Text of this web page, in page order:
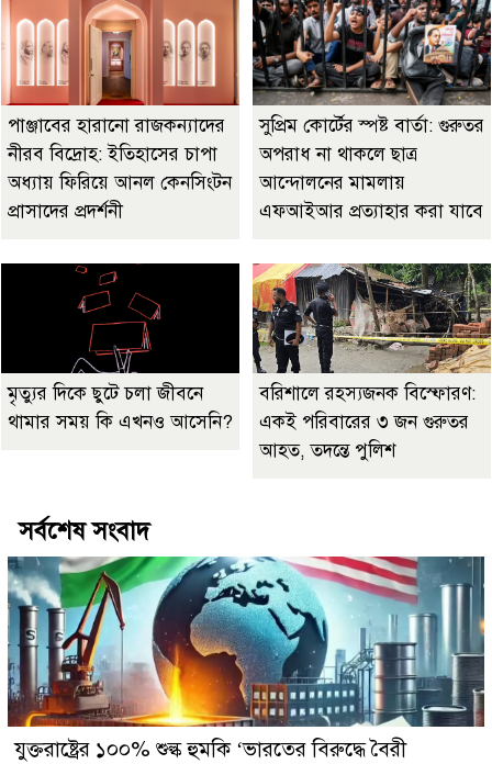
পাঞ্জাবের হারানো রাজকন্যাদের
নীরব বিদ্রোহ: ইতিহাসের চাপা
অধ্যায় ফিরিয়ে আনল কেনসিংটন
প্রাসাদের প্রদর্শনী
সুপ্রিম কোর্টের স্পষ্ট বার্তা: গুরুতর
অপরাধ না থাকলে ছাত্র
আন্দোলনের মামলায়
এফআইআর প্রত্যাহার করা যাবে
মৃত্যুর দিকে ছুটে চলা জীবনে
থামার সময় কি এখনও আসেনি?
বরিশালে রহস্যজনক বিস্ফোরণ:
একই পরিবারের ৩ জন গুরুতর
আহত, তদন্তে পুলিশ
সর্বশেষ সংবাদ
যুক্তরাষ্ট্রের ১০০% শুল্ক হুমকি ‘ভারতের বিরুদ্ধে বৈরী